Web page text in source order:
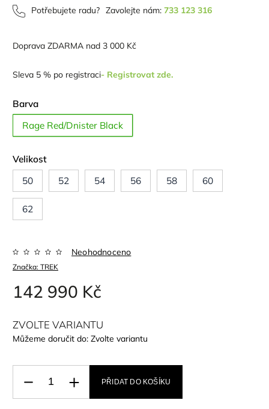
Potřebujete radu? Zavolejte nám: 733 123 316
Doprava ZDARMA nad 3 000 Kč
Sleva 5 % po registraci- Registrovat zde.
Barva
Rage Red/Dnister Black
Velikost
50
52 54 56 58 60
62
Značka: TREK
Neohodnoceno
142 990 Kč
ZVOLTE VARIANTU
Můžeme doručit do: Zvolte variantu
PŘIDAT DO KOŠÍKU